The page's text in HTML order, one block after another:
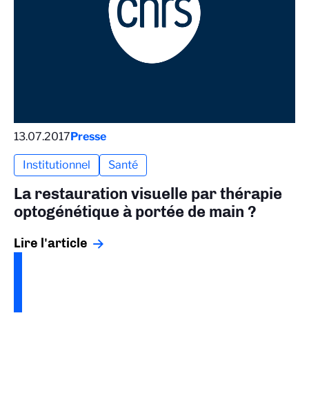
13.07.2017Presse
Institutionnel Santé
La restauration visuelle par thérapie
optogénétique à portée de main ?
Lire l'article